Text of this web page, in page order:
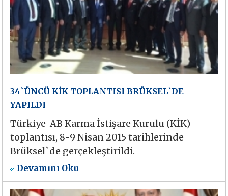
34`ÜNCÜ KİK TOPLANTISI BRÜKSEL`DE
YAPILDI
Türkiye-AB Karma İstişare Kurulu (KİK)
toplantısı, 8-9 Nisan 2015 tarihlerinde
Brüksel`de gerçekleştirildi.
Devamını Oku